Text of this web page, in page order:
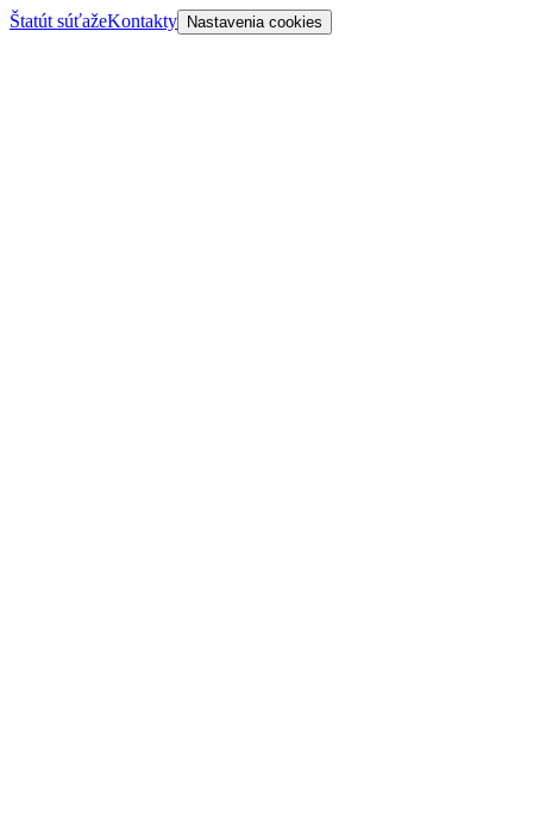
Štatút súťažeKontakty Nastavenia cookies